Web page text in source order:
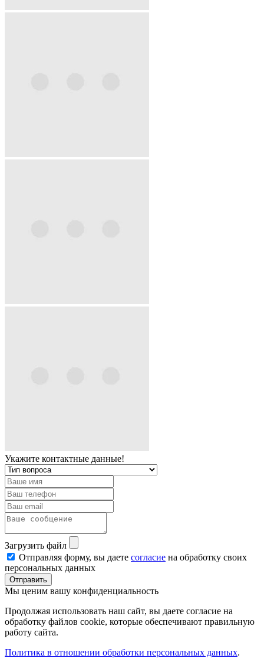
Укажите контактные данные!
Загрузить файл
Отправляя форму, вы даете согласие на обработку своих
персональных данных
Отправить
Мы ценим вашу конфиденциальность
Продолжая использовать наш сайт, вы даете согласие на
обработку файлов cookie, которые обеспечивают правильную
работу сайта.
Политика в отношении обработки персональных данных.